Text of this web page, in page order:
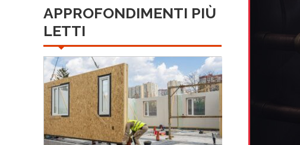
APPROFONDIMENTI PIÙ
LETTI